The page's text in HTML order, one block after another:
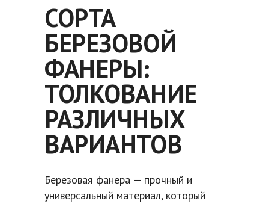
СОРТА
БЕРЕЗОВОЙ
ФАНЕРЫ:
ТОЛКОВАНИЕ
РАЗЛИЧНЫХ
ВАРИАНТОВ
Березовая фанера — прочный и
универсальный материал, который